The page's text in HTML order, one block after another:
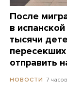
После
в
тысячи
пересекших
отправить
НОВОСТИ 7